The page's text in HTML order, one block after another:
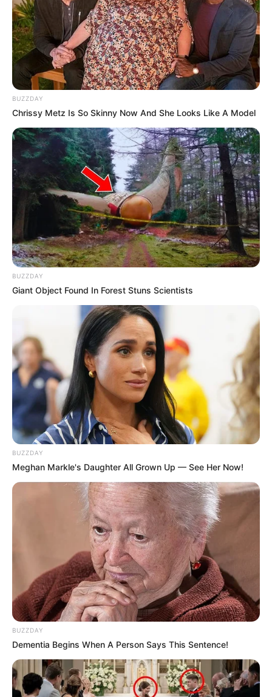
BUZZDAY
Chrissy Metz Is So Skinny Now And She Looks Like A Model
BUZZDAY
Giant Object Found In Forest Stuns Scientists
BUZZDAY
Meghan Markle's Daughter All Grown Up — See Her Now!
BUZZDAY
Dementia Begins When A Person Says This Sentence!